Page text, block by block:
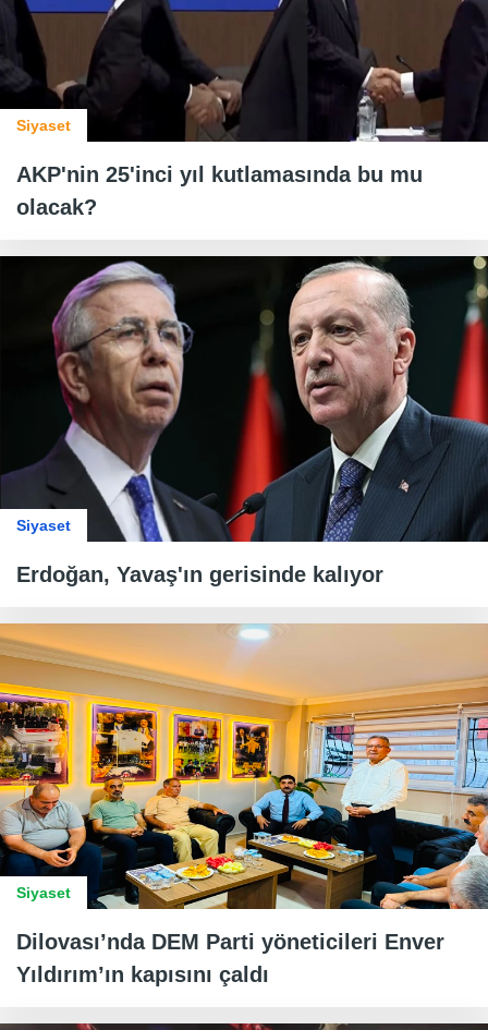
Siyaset
AKP'nin 25'inci yıl kutlamasında bu mu
olacak?
Siyaset
Erdoğan, Yavaş'ın gerisinde kalıyor
Siyaset
Dilovası’nda DEM Parti yöneticileri Enver
Yıldırım’ın kapısını çaldı